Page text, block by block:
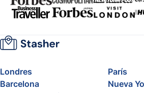
Londres
París
Barcelona
Nueva